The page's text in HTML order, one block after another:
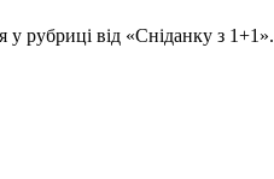
у рубриці від «Сніданку з 1+1».